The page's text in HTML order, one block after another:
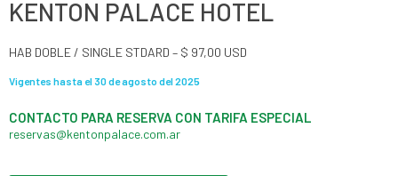
KENTON PALACE HOTEL
HAB DOBLE / SINGLE STDARD – $ 97,00 USD
Vigentes hasta el 30 de agosto del 2025
CONTACTO PARA RESERVA CON TARIFA ESPECIAL​
reservas@kentonpalace.com.ar